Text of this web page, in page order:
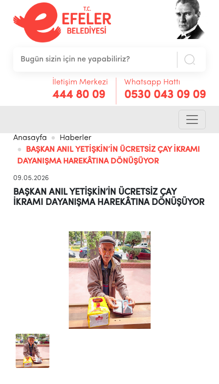
İletişim Merkezi
444 80 09
Whatsapp Hattı
0530 043 09 09
Anasayfa
Haberler
BAŞKAN ANIL YETİŞKİN’İN ÜCRETSİZ ÇAY İKRAMI
DAYANIŞMA HAREKÂTINA DÖNÜŞÜYOR
09.05.2026
BAŞKAN ANIL YETİŞKİN’İN ÜCRETSİZ ÇAY
İKRAMI DAYANIŞMA HAREKÂTINA DÖNÜŞÜYOR